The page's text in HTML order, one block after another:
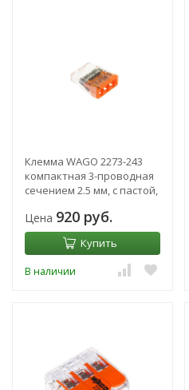
Клемма WAGO 2273-243
компактная 3-проводная
сечением 2.5 мм, с пастой,
Цена 920 руб.
Купить
В наличии